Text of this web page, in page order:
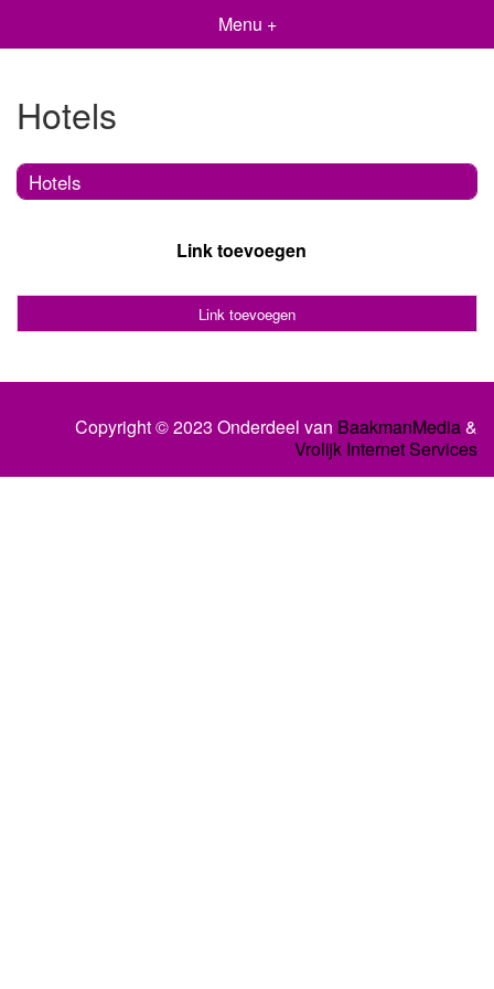
Menu +
Hotels
Hotels
Link toevoegen
Link toevoegen
Copyright © 2023 Onderdeel van BaakmanMedia&
Vrolijk Internet Services